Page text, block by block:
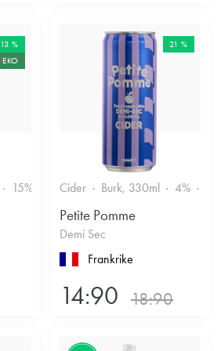
13 %
EKO
15% Annan likör
21 %
Cider Burk, 330ml 4%
Petite Pomme
Demi Sec
Frankrike
14:90 18:90